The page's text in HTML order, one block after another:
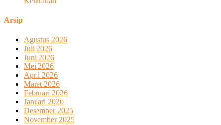
Arsip
Agustus 2026
Juli 2026
Juni 2026
Mei 2026
April 2026
Maret 2026
Februari 2026
Januari 2026
Desember 2025
November 2025